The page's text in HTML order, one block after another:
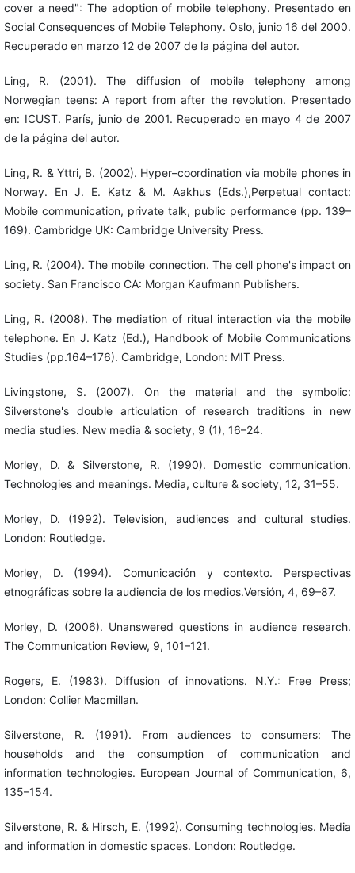
cover a need": The adoption of mobile telephony. Presentado en
Social Consequences of Mobile Telephony. Oslo, junio 16 del 2000.
Recuperado en marzo 12 de 2007 de la página del autor.
Ling, R. (2001). The diffusion of mobile telephony among
Norwegian teens: A report from after the revolution. Presentado
en: ICUST. París, junio de 2001. Recuperado en mayo 4 de 2007
de la página del autor.
Ling, R. & Yttri, B. (2002). Hyper–coordination via mobile phones in
Norway. En J. E. Katz & M. Aakhus (Eds.),Perpetual contact:
Mobile communication, private talk, public performance (pp. 139–
169). Cambridge UK: Cambridge University Press.
Ling, R. (2004). The mobile connection. The cell phone's impact on
society. San Francisco CA: Morgan Kaufmann Publishers.
Ling, R. (2008). The mediation of ritual interaction via the mobile
telephone. En J. Katz (Ed.), Handbook of Mobile Communications
Studies (pp.164–176). Cambridge, London: MIT Press.
Livingstone, S. (2007). On the material and the symbolic:
Silverstone's double articulation of research traditions in new
media studies. New media & society, 9 (1), 16–24.
Morley, D. & Silverstone, R. (1990). Domestic communication.
Technologies and meanings. Media, culture & society, 12, 31–55.
Morley, D. (1992). Television, audiences and cultural studies.
London: Routledge.
Morley, D. (1994). Comunicación y contexto. Perspectivas
etnográficas sobre la audiencia de los medios.Versión, 4, 69–87.
Morley, D. (2006). Unanswered questions in audience research.
The Communication Review, 9, 101–121.
Rogers, E. (1983). Diffusion of innovations. N.Y.: Free Press;
London: Collier Macmillan.
Silverstone, R. (1991). From audiences to consumers: The
households and the consumption of communication and
information technologies. European Journal of Communication, 6,
135–154.
Silverstone, R. & Hirsch, E. (1992). Consuming technologies. Media
and information in domestic spaces. London: Routledge.